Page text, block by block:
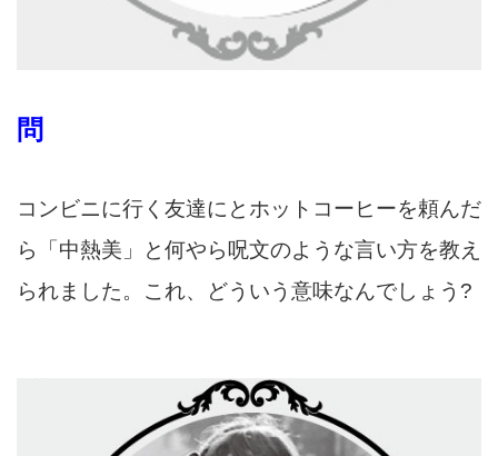
問
コンビニに行く友達にとホットコーヒーを頼んだ
ら「中熱美」と何やら呪文のような言い方を教え
られました。これ、どういう意味なんでしょう?